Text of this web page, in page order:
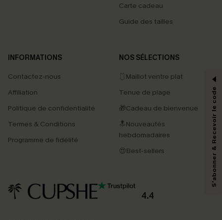
Carte cadeau
Guide des tailles
INFORMATIONS
Contactez-nous
Affiliation
Politique de confidentialité
Termes & Conditions
Programme de fidélité
NOS SÉLECTIONS
🩱Maillot ventre plat
Tenue de plage
🎁Cadeau de bienvenue
🔝Nouveautés
hebdomadaires
😍Best-sellers
4.4
PROFITEZ DE -15%
-15% dès 2 Achetés par E-mail
*Un code par commande, valable une seule fois.
En soumettant votre adresse e-mail, vous acceptez de recevoir des e-mails
marketing (y compris du contenu généré par l'IA) de Cupshe et
reconnaissez avoir pris connaissance de nos
pouvons utiliser les données collectées sur notre site ainsi que des
produits susceptibles de vous intéresser, conformément à notre
Politique de
confidentialité
. Vous pouvez vous désabonner à tout moment.
S'abonner & Recevoir le code